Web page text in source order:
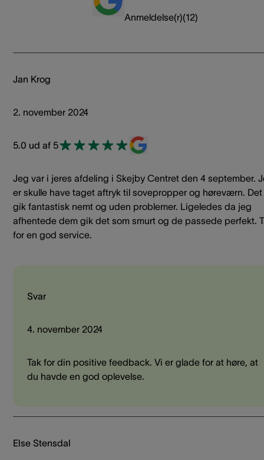
Anmeldelse(r)(12)
Jan Krog
2. november 2024
5.0 ud af 5
Jeg var i jeres afdeling i Skejby Centret den 4 september.
er skulle have taget aftryk til sovepropper og høreværn. Det
gik fantastisk nemt og uden problemer. Ligeledes da jeg
afhentede dem gik det som smurt og de passede perfekt.
for en god service.
Svar
4. november 2024
Tak for din positive feedback. Vi er glade for at høre, at
du havde en god oplevelse.
Else Stensdal